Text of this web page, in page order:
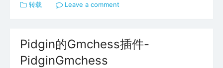
转载 Leave a comment
Pidgin的Gmchess插件-
PidginGmchess